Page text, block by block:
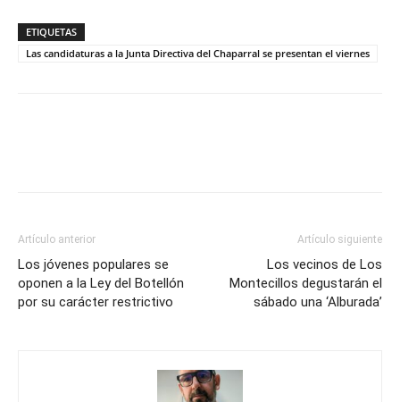
ETIQUETAS
Las candidaturas a la Junta Directiva del Chaparral se presentan el viernes
Artículo anterior
Los jóvenes populares se
oponen a la Ley del Botellón
por su carácter restrictivo
Artículo siguiente
Los vecinos de Los
Montecillos degustarán el
sábado una ‘Alburada’